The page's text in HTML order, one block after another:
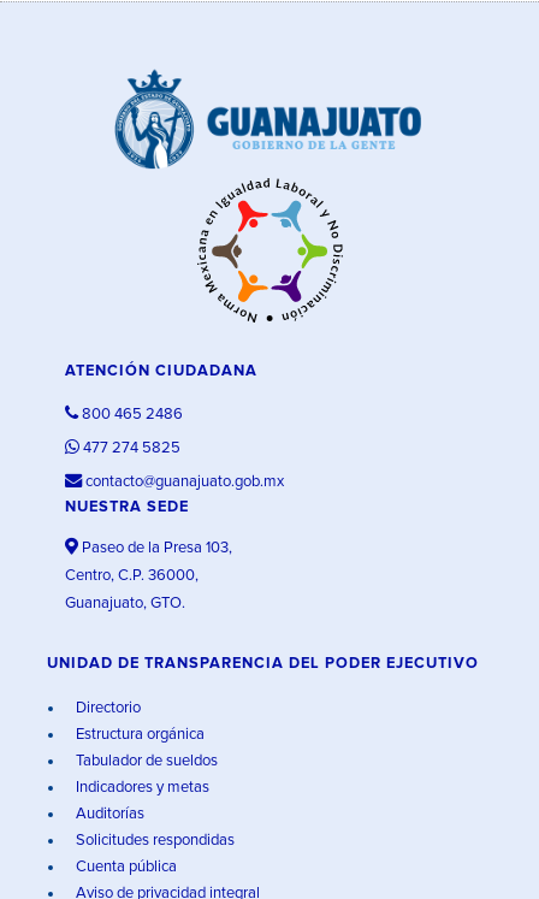
ATENCIÓN CIUDADANA
800 465 2486
477 274 5825
contacto@guanajuato.gob.mx
NUESTRA SEDE
Paseo de la Presa 103,
Centro, C.P. 36000,
Guanajuato, GTO.
UNIDAD DE TRANSPARENCIA DEL PODER EJECUTIVO
Directorio
Estructura orgánica
Tabulador de sueldos
Indicadores y metas
Auditorías
Solicitudes respondidas
Cuenta pública
Aviso de privacidad integral